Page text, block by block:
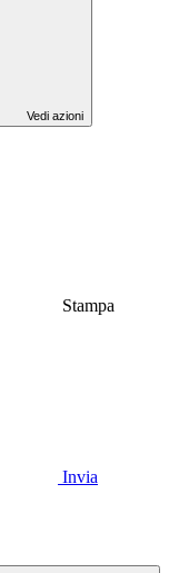
Vedi azioni
Stampa
Invia